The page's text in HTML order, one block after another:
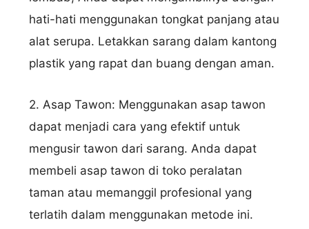
hati-hati menggunakan tongkat panjang atau
alat serupa. Letakkan sarang dalam kantong
plastik yang rapat dan buang dengan aman.
2. Asap Tawon: Menggunakan asap tawon
dapat menjadi cara yang efektif untuk
mengusir tawon dari sarang. Anda dapat
membeli asap tawon di toko peralatan
taman atau memanggil profesional yang
terlatih dalam menggunakan metode ini.
Hubungi via WhatsApp